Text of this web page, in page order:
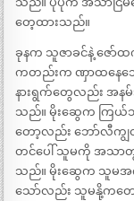
တေ့ထားသည်။
ခုနက သူဇာခင်နဲ့ ဇေ
ကတည်းက ဏှာထနေသေ
နားရွက်တွေလည်း အန
သည်။ မိုးဆွေက ကြယ်
တော့လည်း ဘော်လီက
တင်ပေါ် သူမကို အသ
သည်။ မိုးဆွေက သူမအ
သော်လည်း သူမနို့ကတေ